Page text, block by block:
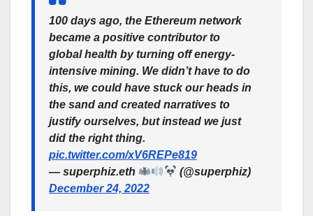
100 days ago, the Ethereum network
became a positive contributor to
global health by turning off energy-
intensive mining. We didn’t have to do
this, we could have stuck our heads in
the sand and created narratives to
justify ourselves, but instead we just
did the right thing.
pic.twitter.com/xV6REPe819
— superphiz.eth
(@superphiz)
December 24, 2022